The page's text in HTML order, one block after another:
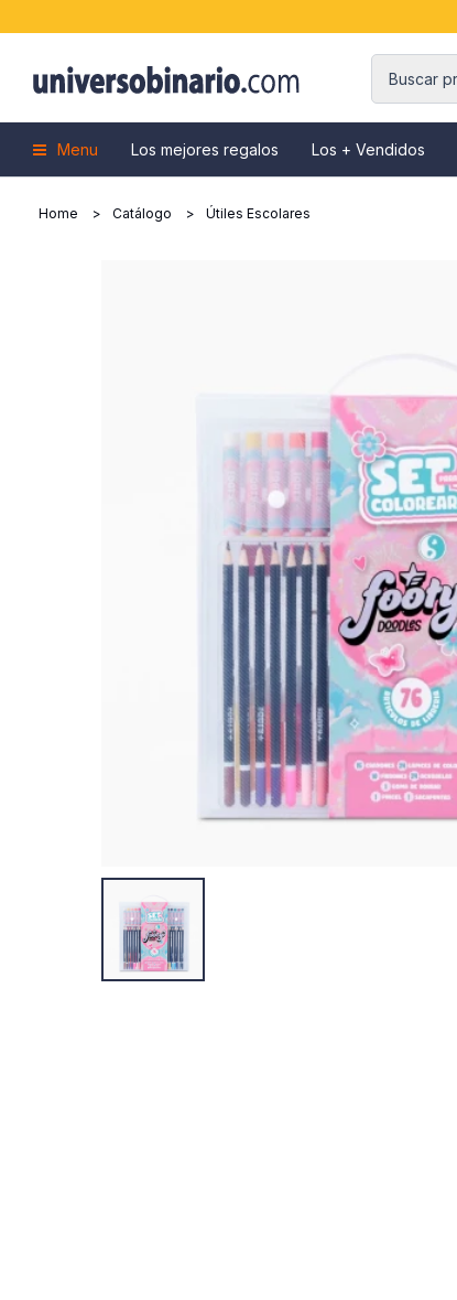
Menu Los mejores regalos Los + Vendidos
Home Catálogo Útiles Escolares